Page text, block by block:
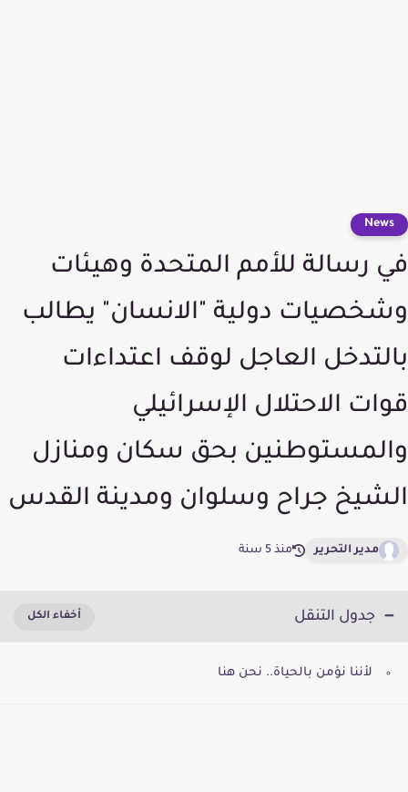
News
في رسالة للأمم المتحدة وهيئات
وشخصيات دولية "الانسان" يطالب
بالتدخل العاجل لوقف اعتداءات
قوات الاحتلال الإسرائيلي
والمستوطنين بحق سكان ومنازل
الشيخ جراح وسلوان ومدينة القدس
مدير التحرير منذ 5 سنة
جدول التنقل
لأننا نؤمن بالحياة.. نحن هنا